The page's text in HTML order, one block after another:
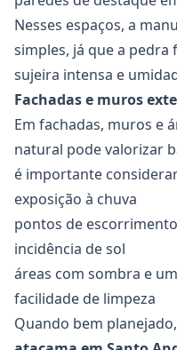
Nesses espaços, a
simples, já que a pedra
sujeira intensa e
Fachadas e muros
Em fachadas, muros e
natural pode valorizar
é importante
exposição à chuva
pontos de
incidência de sol
áreas com sombra e
facilidade de limpeza
Quando bem